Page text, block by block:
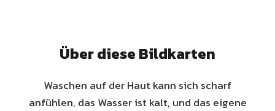
Über diese Bildkarten
Waschen auf der Haut kann sich scharf
anfühlen, das Wasser ist kalt, und das eigene